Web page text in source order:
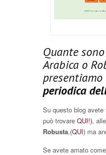
Quante
Arabica o
periodica
Su questo blog
può trovare QUI!),
Robusta,(QUI) ma
Se avete amato